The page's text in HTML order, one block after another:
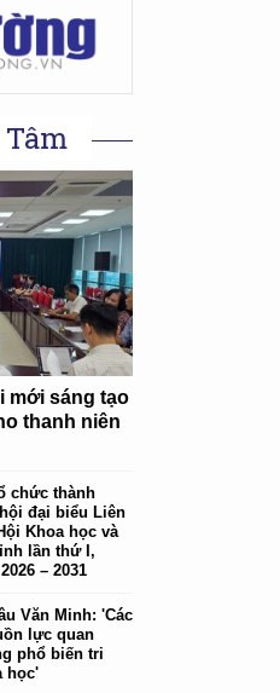
mới sáng tạo
thanh niên
chức thành
đại biểu Liên
Khoa học và
lần thứ I,
– 2031
Văn Minh: 'Các
lực quan
phổ biến tri
học'